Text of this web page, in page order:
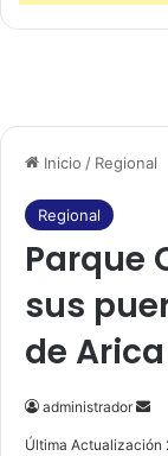
Inicio / Regional
Regional
Parque
sus
de Arica
administrador
e
Última Actualización